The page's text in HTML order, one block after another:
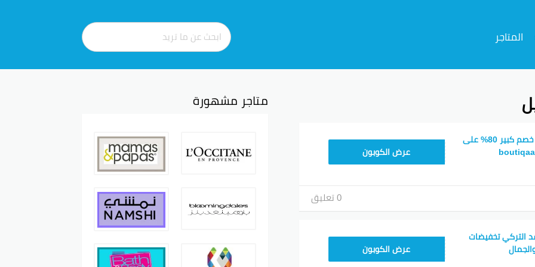
المتاجر
كوبون خصم بوتيكات خصم كبير 80% على
BOT24عرض الكوبون
0 تعليق
التركي تخفيضات
F53EADB4
عرض الكوبون
متاجر مشهورة